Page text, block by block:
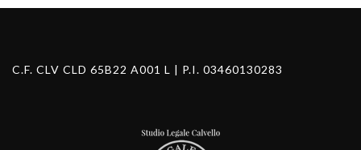
C.F. CLV CLD 65B22 A001 L | P.I. 03460130283